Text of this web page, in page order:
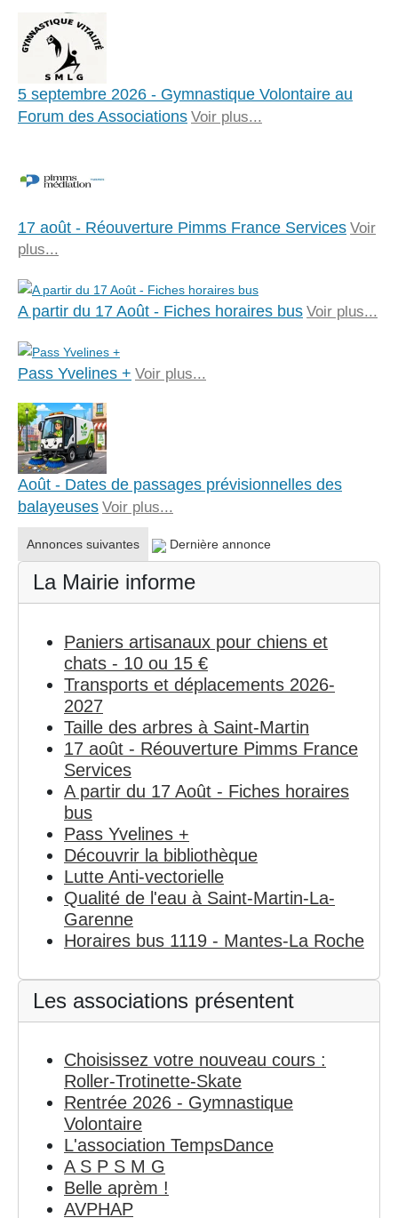
5 septembre 2026 - Gymnastique Volontaire au
Forum des Associations Voir plus...
17 août - Réouverture Pimms France Services Voir
plus...
A partir du 17 Août - Fiches horaires bus Voir plus...
Pass Yvelines + Voir plus...
Août - Dates de passages prévisionnelles des
balayeuses Voir plus...
Annonces suivantes Dernière annonce
La Mairie informe
Paniers artisanaux pour chiens et
chats - 10 ou 15 €
Transports et déplacements 2026-
2027
Taille des arbres à Saint-Martin
17 août - Réouverture Pimms France
Services
A partir du 17 Août - Fiches horaires
bus
Pass Yvelines +
Découvrir la bibliothèque
Lutte Anti-vectorielle
Qualité de l'eau à Saint-Martin-La-
Garenne
Horaires bus 1119 - Mantes-La Roche
Les associations présentent
Choisissez votre nouveau cours :
Roller-Trotinette-Skate
Rentrée 2026 - Gymnastique
Volontaire
L'association TempsDance
A S P S M G
Belle aprèm !
AVPHAP